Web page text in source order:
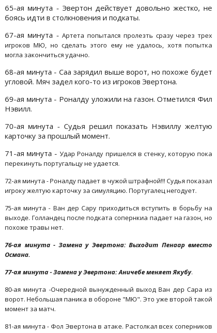
65-ая минута - Эвертон действует довольно жестко, не
боясь идти в столкновения и подкаты.
67-ая минута -Артета попытался пролезть сразу через трех
игроков МЮ, но сделать этого ему не удалось, хотя попытка
могла закончиться удачно.
68-ая минута - Саа зарядил выше ворот, но похоже будет
угловой. Мяч задел кого-то из игроков Эвертона.
69-ая минута - Роналду уложили на газон. Отметился Фил
Нэвилл.
70-ая минута - Судья решил показать Нэвиллу желтую
карточку за прошлый момент.
71-ая минута -Удар Роналду пришелся в стенку, которую пока
перекинуть португальцу не удается.
72-ая минута - Роналду падает в чужой штрафной!!! Судья показал
игроку желтую карточку за симуляцию. Португалец негодует.
75-ая минута - Ван дер Сару приходиться вступить в борьбу на
выходе. Голландец после подката сопернкиа падает на газон, но
похоже травы нет.
76-ая минута - Замена у Эвертона: Выходит Пенаар вместо
Османа.
77-ая минута - Замена у Эвертона: Аничебе меняет Якубу.
80-ая минута -Очередной вынужденный выход Ван дер Сара из
ворот. Небольшая паника в обороне "МЮ". Это уже второй такой
момент за матч.
81-ая минута - Фол Эвертона в атаке. Растолкал всех соперников